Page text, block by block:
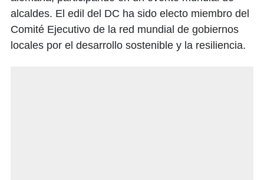
alcaldes. El edil del DC ha sido electo miembro del
Comité Ejecutivo de la red mundial de gobiernos
locales por el desarrollo sostenible y la resiliencia.